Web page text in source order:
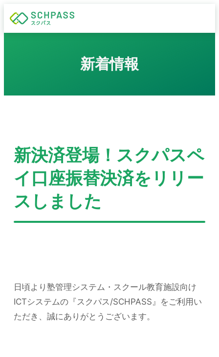
新着情報
新決済登場！スクパスペ
イ口座振替決済をリリー
スしました
日頃より塾管理システム・スクール教育施設向け
ICTシステムの『スクパス/SCHPASS』をご利用い
ただき、誠にありがとうございます。